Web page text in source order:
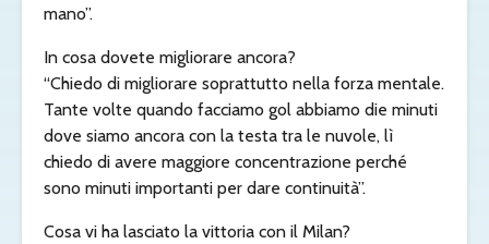
mano”.
In cosa dovete migliorare ancora?
“Chiedo di migliorare soprattutto nella forza mentale.
Tante volte quando facciamo gol abbiamo die minuti
dove siamo ancora con la testa tra le nuvole, lì
chiedo di avere maggiore concentrazione perché
sono minuti importanti per dare continuità”.
Cosa vi ha lasciato la vittoria con il Milan?